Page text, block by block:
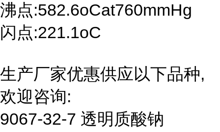
沸点:582.6oCat760mmHg
闪点:221.1oC
生产厂家优惠供应以下品种,
欢迎咨询:
9067-32-7 透明质酸钠